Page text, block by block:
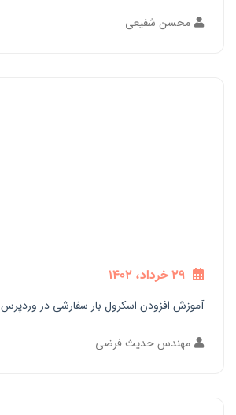
محسن شفیعی
29 خرداد، 1402
آموزش افزودن اسکرول بار سفارشی در وردپرس
مهندس حدیث فرضی